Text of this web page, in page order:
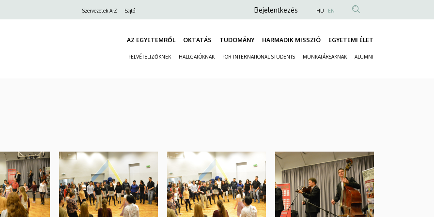
Szervezetek A-Z Sajtó
Anonim
fiók
Bejelentkezés HU EN
AZ EGYETEMRŐL OKTATÁS TUDOMÁNY HARMADIK MISSZIÓ EGYETEMI ÉLET
FELVÉTELIZŐKNEK HALLGATÓKNAK FOR INTERNATIONAL STUDENTS MUNKATÁRSAKNAK ALUMNI